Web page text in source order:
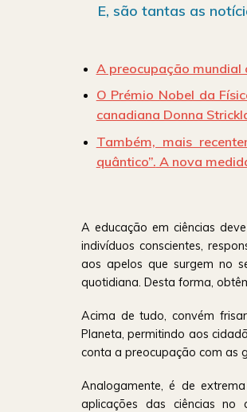
E, são tantas as
A preocupação mundial
O Prémio Nobel da
canadiana Donna
Também, mais
quântico”. A nova
A educação em ciências
indivíduos conscientes,
aos apelos que surgem no
quotidiana. Desta forma,
Acima de tudo, convém
Planeta, permitindo aos
conta a preocupação com as
Analogamente, é de
aplicações das ciências no